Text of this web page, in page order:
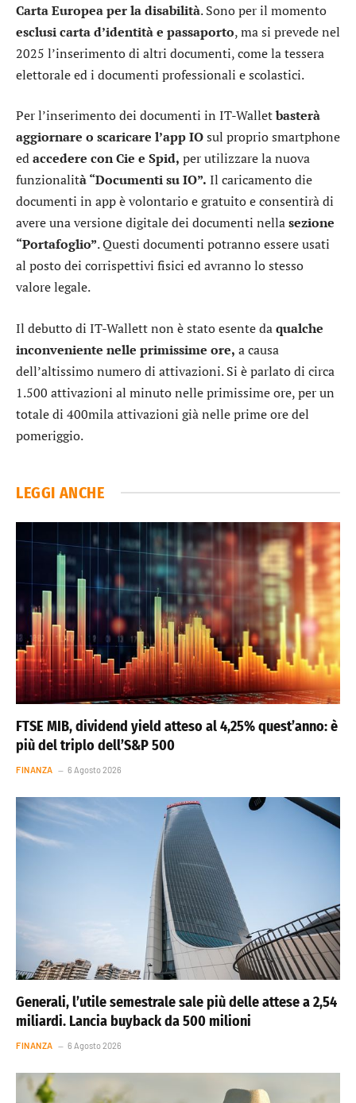
Carta Europea per la disabilità. Sono per il momento
esclusicarta d’identità e passaporto, ma si prevede nel
2025 l’inserimento di altri documenti, come la tessera
elettorale ed i documenti professionali e scolastici.
Per l’inserimento dei documenti in IT-Walletbasterà
aggiornare o scaricare l’app IOsul proprio smartphone
edaccedere con Cie e Spid, per utilizzare la nuova
funzionalità “Documenti su IO”. Il caricamento die
documenti in app è volontario e gratuito e consentirà di
avere una versione digitale dei documenti nellasezione
“Portafoglio”. Questi documenti potranno essere usati
al posto dei corrispettivi fisici ed avranno lo stesso
valore legale.
Il debutto di IT-Wallett non è stato esente daqualche
inconveniente nelle primissime ore, a causa
dell’altissimo numero di attivazioni. Si è parlato di circa
1.500 attivazioni al minuto nelle primissime ore, per un
totale di 400mila attivazioni già nelle prime ore del
pomeriggio.
LEGGI ANCHE
FTSE MIB, dividend yield atteso al 4,25% quest’anno: è
più del triplo dell’S&P 500
FINANZA 6 Agosto 2026
Generali, l’utile semestrale sale più delle attese a 2,54
miliardi. Lancia buyback da 500 milioni
FINANZA 6 Agosto 2026